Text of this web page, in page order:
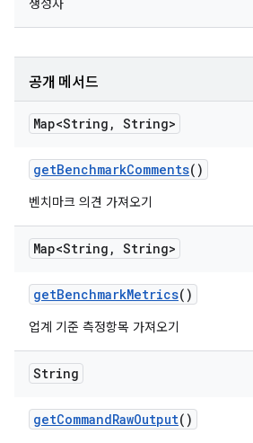
생성자
공개 메서드
Map<String , String>
getBenchmarkComments()
벤치마크 의견 가져오기
Map<String , String>
getBenchmarkMetrics()
업계 기준 측정항목 가져오기
String
getCommandRawOutput()